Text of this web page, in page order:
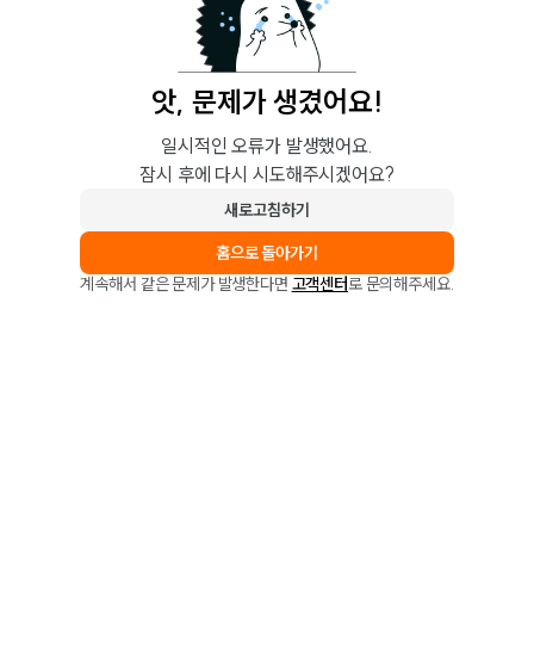
앗, 문제가 생겼어요!
일시적인 오류가 발생했어요.
잠시 후에 다시 시도해주시겠어요?
새로고침하기
홈으로 돌아가기
계속해서 같은 문제가 발생한다면 고객센터로 문의해주세요.